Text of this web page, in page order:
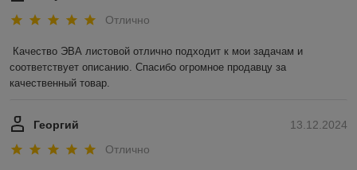
Отлично
Качество ЭВА листовой отлично подходит к мои задачам и
соответствует описанию. Спасибо огромное продавцу за
качественный товар.
13.12.2024
Георгий
Отлично